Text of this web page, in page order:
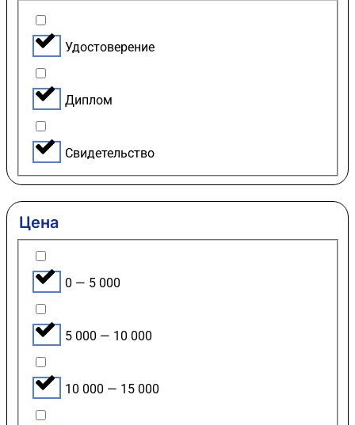
Удостоверение
Диплом
Свидетельство
Цена
0 — 5 000
5 000 — 10 000
10 000 — 15 000